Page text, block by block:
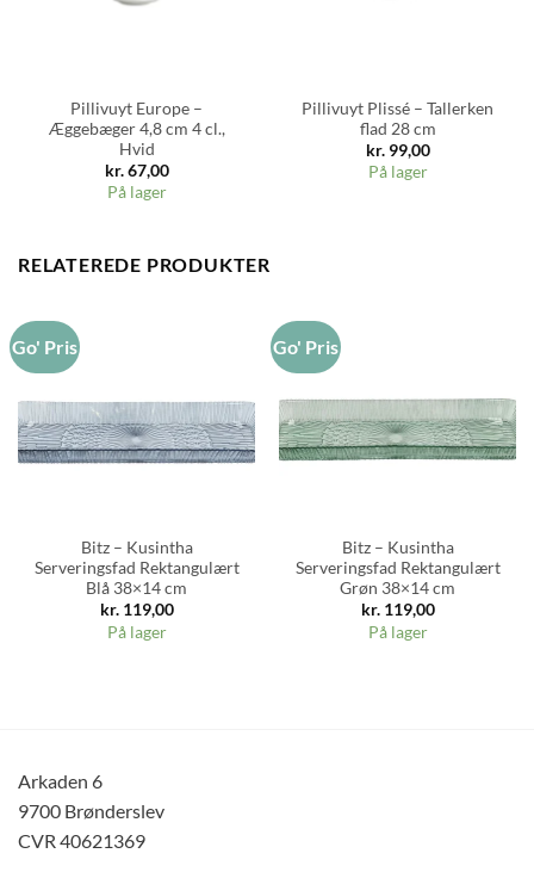
Pillivuyt Europe –
Æggebæger 4,8 cm 4 cl.,
Hvid
kr.67,00
På lager
Pillivuyt Plissé – Tallerken
flad 28 cm
kr.99,00
På lager
RELATEREDE PRODUKTER
Go' Pris
Bitz – Kusintha
Serveringsfad Rektangulært
Blå 38×14 cm
kr.119,00
På lager
Go' Pris
Bitz – Kusintha
Serveringsfad Rektangulært
Grøn 38×14 cm
kr.119,00
På lager
Arkaden 6
9700 Brønderslev
CVR 40621369